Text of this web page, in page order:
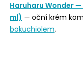
Haruharu Wonder —
ml) — oční krém
bakuchiolem.